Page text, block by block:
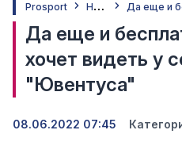
Prosport Н
овини
Да еще и
хочет видеть у
"Ювентуса"
08.06.2022 07:45